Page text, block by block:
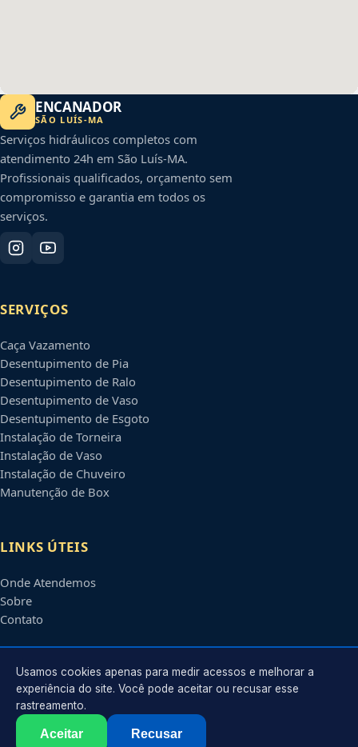
ENCANADOR
SÃO LUÍS-MA
Serviços hidráulicos completos com
atendimento 24h em São Luís-MA.
Profissionais qualificados, orçamento sem
compromisso e garantia em todos os
serviços.
SERVIÇOS
Caça Vazamento
Desentupimento de Pia
Desentupimento de Ralo
Desentupimento de Vaso
Desentupimento de Esgoto
Instalação de Torneira
Instalação de Vaso
Instalação de Chuveiro
Manutenção de Box
LINKS ÚTEIS
Onde Atendemos
Sobre
Contato
CONTATO
Atendimento em
contato@encanadoremsaoluis.com.br
Usamos cookies apenas para medir acessos e melhorar a
experiência do site. Você pode aceitar ou recusar esse
rastreamento.
Aceitar Recusar